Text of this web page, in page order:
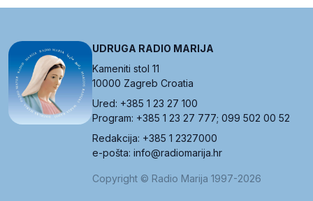
UDRUGA RADIO MARIJA
Kameniti stol 11
10000 Zagreb Croatia
Ured: +385 1 23 27 100
Program: +385 1 23 27 777; 099 502 00 52
Redakcija: +385 1 2327000
e-pošta: info@radiomarija.hr
Copyright © Radio Marija 1997-2026